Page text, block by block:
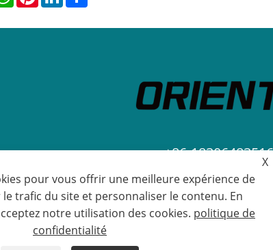
+86-18306483516
Copyright © 2023 Qingdao Oriental Shimao Import
X
pour vous offrir une meilleure expérience de
trafic du site et personnaliser le contenu. En
notre utilisation des cookies. politique de
confidentialité